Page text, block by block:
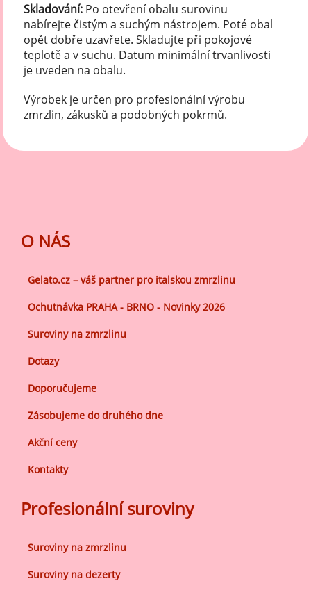
Skladování: Po otevření obalu surovinu
nabírejte čistým a suchým nástrojem. Poté obal
opět dobře uzavřete. Skladujte při pokojové
teplotě a v suchu. Datum minimální trvanlivosti
je uveden na obalu.
Výrobek je určen pro profesionální výrobu
zmrzlin, zákusků a podobných pokrmů.
O NÁS
Gelato.cz – váš partner pro italskou zmrzlinu
Ochutnávka PRAHA - BRNO - Novinky 2026
Suroviny na zmrzlinu
Dotazy
Doporučujeme
Zásobujeme do druhého dne
Akční ceny
Kontakty
Profesionální suroviny
Suroviny na zmrzlinu
Suroviny na dezerty